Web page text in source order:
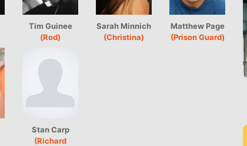
Tim Guinee
(Rod)
Sarah Minnich
(Christina)
Matthew Page
(Prison Guard)
Stan Carp
(Richard